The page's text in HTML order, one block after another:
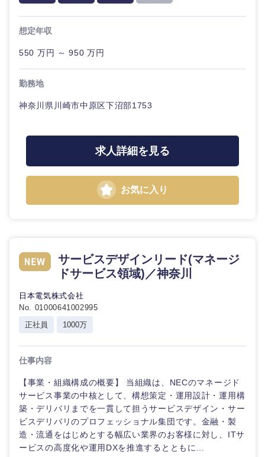
近畿地方
大阪府 兵庫県
奈良県
想定年収
550 万円 ～ 950 万円
勤務地
神奈川県川崎市中原区下沼部1753
求人詳細を見る
お気に入り
サービスデザインリード(マネージ
ドサービス領域)／神奈川
日本電気株式会社
No. 01000641002995
正社員
1000万
仕事内容
【事業・組織構成の概要】 当組織は、NECのマネージド
サービス事業の中核として、構想策定・運用設計・運用構
築・デリバリまでを一貫して担うサービスデザイン・サー
ビスデリバリのプロフェッショナル集団です。金融・製
造・流通をはじめとする幅広い業界のお客様に対し、ITサ
ービスの高度化や運用DXを推進するとともに...